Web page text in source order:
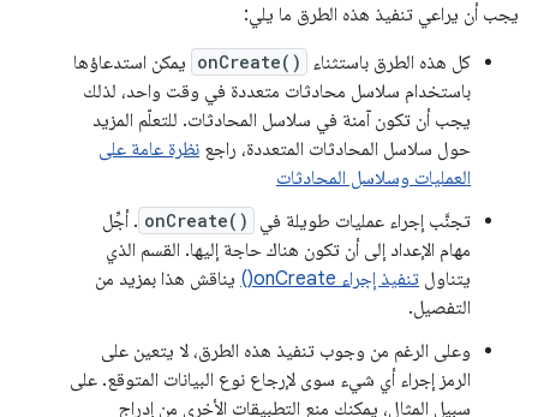
يجب أن يراعي تنفيذ هذه الطرق ما يلي:
كل هذه الطرق باستثناء
onCreate() يمكن استدعاؤها
باستخدام سلاسل محادثات متعددة في وقت واحد، لذلك
يجب أن تكون آمنة في سلاسل المحادثات. للتعلّم المزيد
حول سلاسل المحادثات المتعددة، راجع نظرة عامة على
العمليات وسلاسل المحادثات
تجنَّب إجراء عمليات طويلة في
onCreate() . أجِّل
مهام الإعداد إلى أن تكون هناك حاجة إليها. القسم الذي
يتناول تنفيذ إجراء onCreate()
يناقش هذا بمزيد من
التفصيل.
وعلى الرغم من وجوب تنفيذ هذه الطرق، لا يتعين على
الرمز إجراء أي شيء سوى لإرجاع نوع البيانات المتوقع. على
سبيل المثال، يمكنك منع التطبيقات الأخرى من إدراج